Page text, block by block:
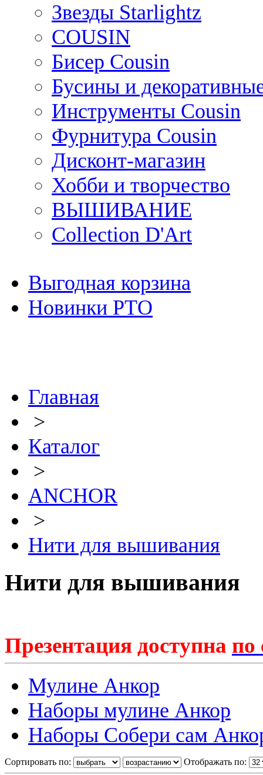
Звезды Starlightz
COUSIN
Бисер Cousin
Бусины и
Инструменты Cousin
Фурнитура Cousin
Дисконт-магазин
Хобби и творчество
ВЫШИВАНИЕ
Collection D'Art
Выгодная корзина
Новинки РТО
Главная
>
Каталог
>
ANCHOR
>
Нити для вышивания
Нити для вышивания
Презентация доступна по
Мулине Анкор
Наборы мулине Анкор
Наборы Собери сам
Сортировать по: Отображать по: